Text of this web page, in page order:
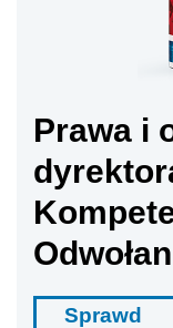
Prawa i
Sprawd